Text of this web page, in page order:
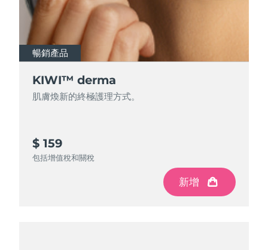
暢銷產品
KIWI™ derma
肌膚煥新的終極護理方式。
$ 159
包括增值稅和關稅
新增